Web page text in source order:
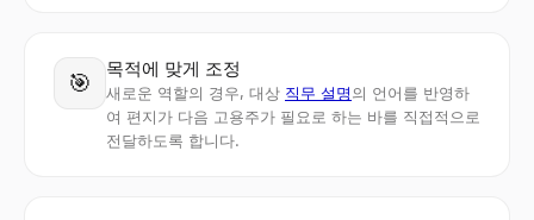
🎯
목적에 맞게 조정
새로운 역할의 경우, 대상 직무 설명의 언어를 반영하
여 편지가 다음 고용주가 필요로 하는 바를 직접적으로
전달하도록 합니다.